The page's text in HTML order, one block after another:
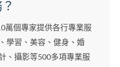
萬個專家提供各行專業服
學習、美容、健身、婚
、攝影等500多項專業服